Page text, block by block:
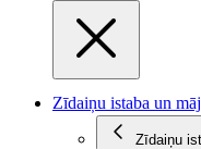
Zīdaiņu istaba un
Zīdaiņu